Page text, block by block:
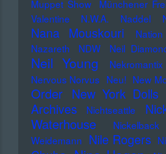
Muppet Show
Münchener
Valentine
N.W.A. Naddel
Nana Mouskouri
Nazareth
NDW Neil
Neil Young Nekromantix
Nervous Norvus Neu! New
Order New York Dolls
Archives
Nichtseattle
Waterhouse
Nickelback
Weidemann Nile Rogers